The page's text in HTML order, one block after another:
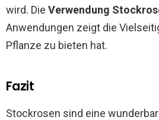
wird. Die Verwendung
Anwendungen zeigt die
Pflanze zu bieten hat.
Fazit
Stockrosen sind eine